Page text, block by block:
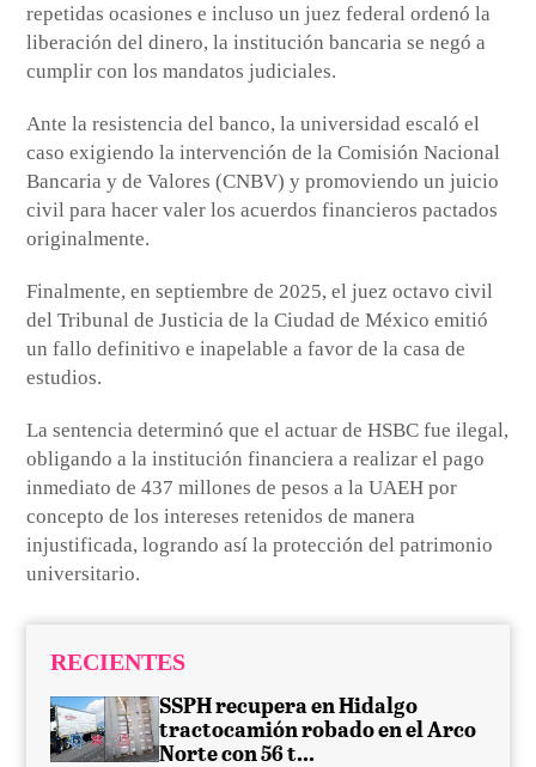
repetidas ocasiones e incluso un juez federal ordenó la
liberación del dinero, la institución bancaria se negó a
cumplir con los mandatos judiciales.
Ante la resistencia del banco, la universidad escaló el
caso exigiendo la intervención de la Comisión Nacional
Bancaria y de Valores (CNBV) y promoviendo un juicio
civil para hacer valer los acuerdos financieros pactados
originalmente.
Finalmente, en septiembre de 2025, el juez octavo civil
del Tribunal de Justicia de la Ciudad de México emitió
un fallo definitivo e inapelable a favor de la casa de
estudios.
La sentencia determinó que el actuar de HSBC fue ilegal,
obligando a la institución financiera a realizar el pago
inmediato de 437 millones de pesos a la UAEH por
concepto de los intereses retenidos de manera
injustificada, logrando así la protección del patrimonio
universitario.
RECIENTES
SSPH recupera en Hidalgo
tractocamión robado en el Arco
Norte con 56 t...